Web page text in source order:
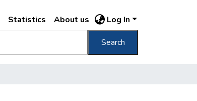
Statistics About us Log In
Search